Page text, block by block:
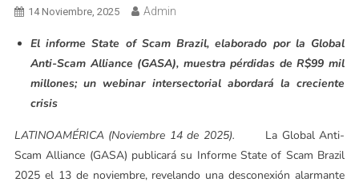
14 Noviembre, 2025 Admin
El informe State of Scam Brazil, elaborado por la Global
Anti-Scam Alliance (GASA), muestra pérdidas de R$99 mil
millones; un webinar intersectorial abordará la creciente
crisis
LATINOAMÉRICA (Noviembre 14 de 2025). La Global Anti-
Scam Alliance (GASA) publicará su Informe State of Scam Brazil
2025 el 13 de noviembre, revelando una desconexión alarmante